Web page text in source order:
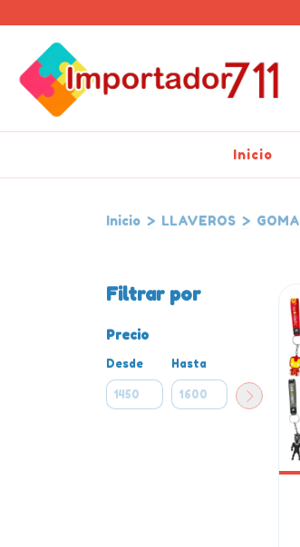
Inicio
Inicio > LLAVEROS > GOMA
Filtrar por
Precio
Desde Hasta